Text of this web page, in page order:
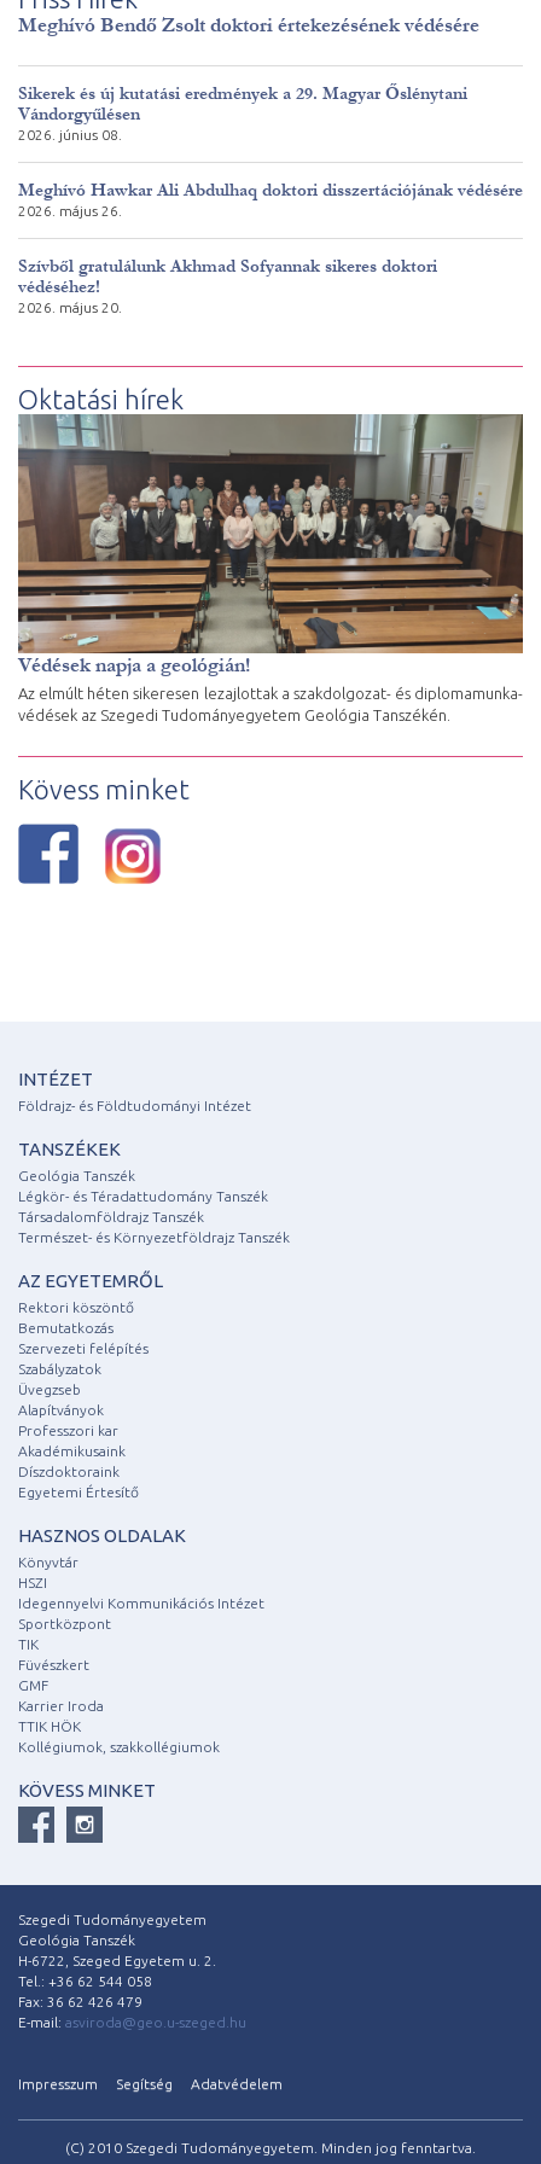
Meghívó Bendő Zsolt doktori értekezésének védésére
Sikerek és új kutatási eredmények a 29. Magyar Őslénytani
Vándorgyűlésen
2026. június 08.
Meghívó Hawkar Ali Abdulhaq doktori disszertációjának védésére
2026. május 26.
Szívből gratulálunk Akhmad Sofyannak sikeres doktori
védéséhez!
2026. május 20.
Oktatási hírek
Védések napja a geológián!
Az elmúlt héten sikeresen lezajlottak a szakdolgozat- és diplomamunka-
védések az Szegedi Tudományegyetem Geológia Tanszékén.
Kövess minket
INTÉZET
Földrajz- és Földtudományi Intézet
TANSZÉKEK
Geológia Tanszék
Légkör- és Téradattudomány Tanszék
Társadalomföldrajz Tanszék
Természet- és Környezetföldrajz Tanszék
AZ EGYETEMRŐL
Rektori köszöntő
Bemutatkozás
Szervezeti felépítés
Szabályzatok
Üvegzseb
Alapítványok
Professzori kar
Akadémikusaink
Díszdoktoraink
Egyetemi Értesítő
HASZNOS OLDALAK
Könyvtár
HSZI
Idegennyelvi Kommunikációs Intézet
Sportközpont
TIK
Füvészkert
GMF
Karrier Iroda
TTIK HÖK
Kollégiumok, szakkollégiumok
KÖVESS MINKET
Szegedi Tudományegyetem
Geológia Tanszék
H-6722, Szeged Egyetem u. 2.
Tel.: +36 62 544 058
Fax: 36 62 426 479
E-mail: asviroda@geo.u-szeged.hu
Impresszum Segítség Adatvédelem
(C) 2010 Szegedi Tudományegyetem. Minden jog fenntartva.